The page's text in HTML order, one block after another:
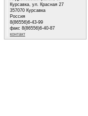
Курсавка, ул. Красная 27
357070 Курсавка
Россия
8(86556)6-43-99
факс 8(86556)6-40-87
контакт